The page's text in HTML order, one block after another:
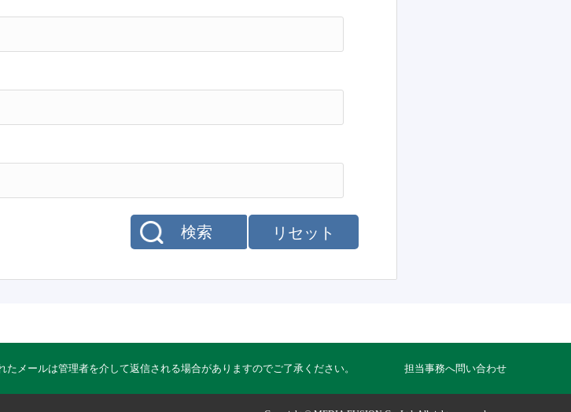
リセット
検索
たメールは管理者を介して返信される場合がありますのでご了承ください。 担当事務へ問い合わせ